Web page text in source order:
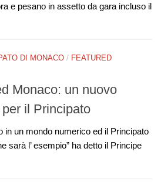
e pesano in assetto da gara incluso il
DI MONACO / FEATURED
Monaco: un nuovo
il Principato
in un mondo numerico ed il Principato
sarà l’ esempio” ha detto il Principe